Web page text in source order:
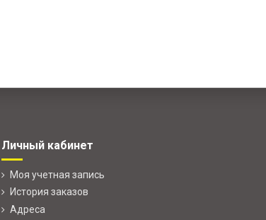
Личный кабинет
Моя учетная запись
История заказов
Адреса